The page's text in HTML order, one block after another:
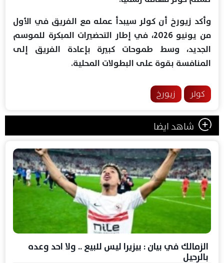
وأكد زيورخ أن كولر سيبدأ عمله مع الفريق في الأول
من يونيو 2026، في إطار التحضيرات المبكرة للموسم
الجديد، وسط طموحات كبيرة بإعادة الفريق إلى
المنافسة بقوة على البطولات المحلية.
كولر زيورخ
شاهد ايضا
الزمالك في بيان : بيزيرا ليس للبيع .. ولا احد وعده
بالرحيل